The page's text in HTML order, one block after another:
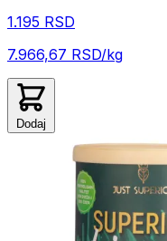
1.195 RSD
7.966,67 RSD/kg
Dodaj